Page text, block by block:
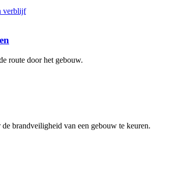
route door het gebouw.
brandveiligheid van een gebouw te keuren.